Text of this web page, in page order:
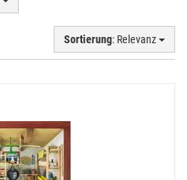
Sortierung: Relevanz